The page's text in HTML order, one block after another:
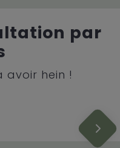
par
avoir hein !